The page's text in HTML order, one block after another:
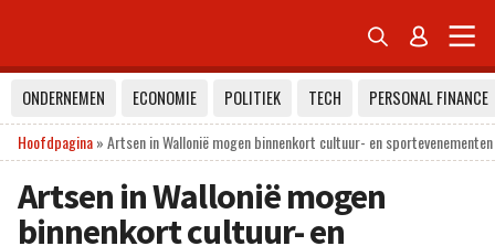
 
ONDERNEMEN ECONOMIE POLITIEK TECH
PERSONAL FINANCE
Hoofdpagina»Artsen in Wallonië mogen binnenkort cultuur- en
Artsen in Wallonië mogen
binnenkort cultuur- en